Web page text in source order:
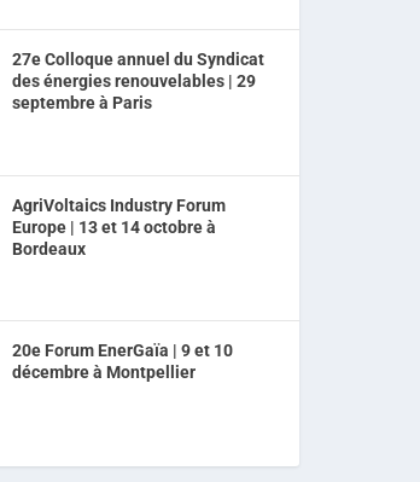
27e Colloque annuel du Syndicat
des énergies renouvelables | 29
septembre à Paris
AgriVoltaics Industry Forum
Europe | 13 et 14 octobre à
Bordeaux
20e Forum EnerGaïa | 9 et 10
décembre à Montpellier